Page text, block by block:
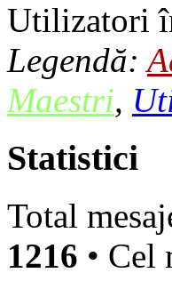
Utilizatori
Legendă:
Maestri,
Statistici
Total
1216 • Cel